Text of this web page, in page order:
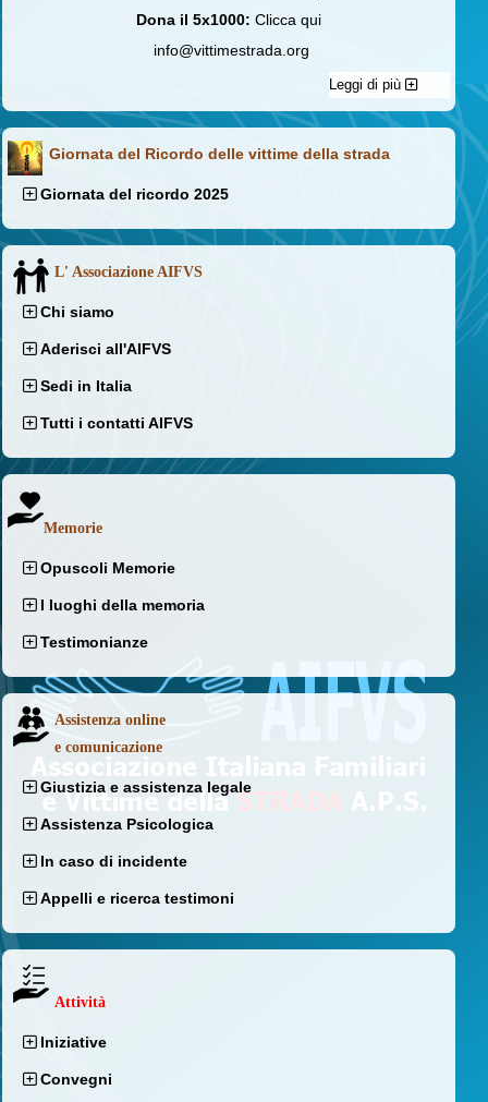
Dona il 5x1000: Clicca qui
info@vittimestrada.org
Leggi di più
Giornata del Ricordo delle vittime della strada
Giornata del ricordo 2025
L' Associazione AIFVS
Chi siamo
Aderisci all'AIFVS
Sedi in Italia
Tutti i contatti AIFVS
Memorie
Opuscoli Memorie
I luoghi della memoria
Testimonianze
Assistenza online
e comunicazione
Giustizia e assistenza legale
Assistenza Psicologica
In caso di incidente
Appelli e ricerca testimoni
Attività
Iniziative
Convegni